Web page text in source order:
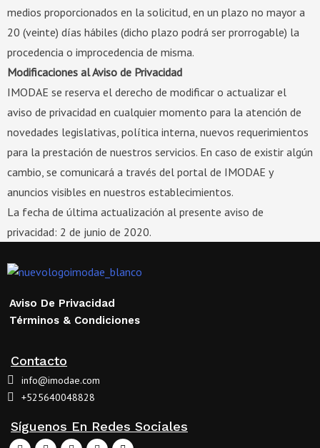
medios proporcionados en la solicitud, en un plazo no mayor a
20 (veinte) días hábiles (dicho plazo podrá ser prorrogable) la
procedencia o improcedencia de misma.
Modificaciones al Aviso de Privacidad
IMODAE se reserva el derecho de modificar o actualizar el
aviso de privacidad en cualquier momento para la atención de
novedades legislativas, política interna, nuevos requerimientos
para la prestación de nuestros servicios. En caso de existir algún
cambio, se comunicará a través del portal de IMODAE y
anuncios visibles en nuestros establecimientos.
La fecha de última actualización al presente aviso de
privacidad: 2 de junio de 2020.
Aviso De Privacidad
Términos & Condiciones
Contacto
info@imodae.com
+525640048828
Síguenos En Redes Sociales